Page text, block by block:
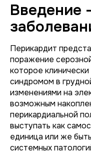
Введение
Перикардит
поражение
которое
синдромом в
изменениями на
возможным
перикардиальной
выступать как
единица или же
системных